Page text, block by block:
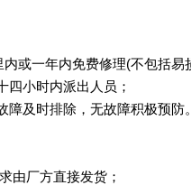
或一年内免费修理(不包括易
小时内派出人员；
及时排除，无故障积极预防。
由厂方直接发货；